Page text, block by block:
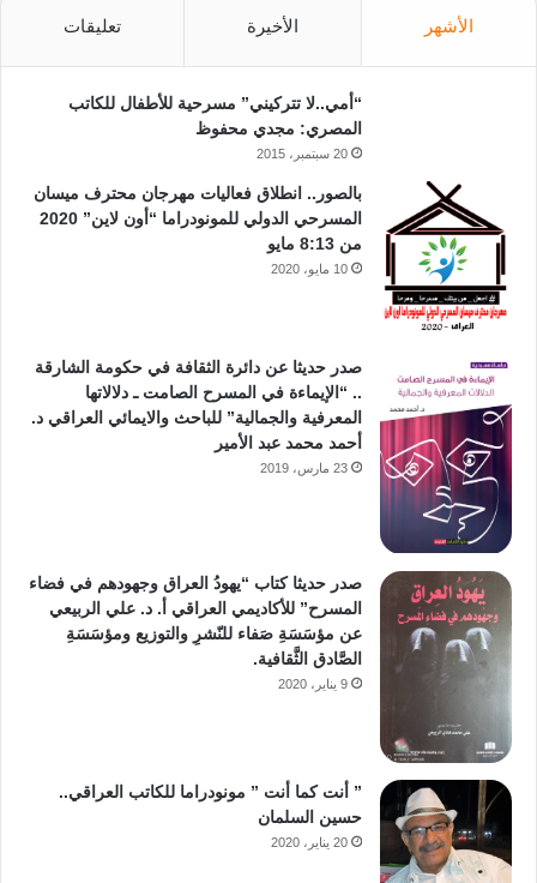
الأشهر الأخيرة تعليقات
“أمي..لا تتركيني” مسرحية للأطفال للكاتب
المصري: مجدي محفوظ
20 سبتمبر، 2015
بالصور.. انطلاق فعاليات مهرجان محترف ميسان
المسرحي الدولي للمونودراما “أون لاين” 2020
من 8:13 مايو
10 مايو، 2020
صدر حديثا عن دائرة الثقافة في حكومة الشارقة
.. “الإيماءة في المسرح الصامت ـ دلالاتها
المعرفية والجمالية” للباحث والايمائي العراقي د.
أحمد محمد عبد الأمير
23 مارس، 2019
صدر حديثا كتاب “يهودُ العراق وجهودهم في فضاء
المسرح” للأكاديمي العراقي أ. د. علي الربيعي
عن مؤسَسَةِ صَفاء للنّشرِ والتوزيع ومؤسَسَةِ
الصَّادق الثَّقافية.
9 يناير، 2020
” أنت كما أنت ” مونودراما للكاتب العراقي..
حسين السلمان
20 يناير، 2020